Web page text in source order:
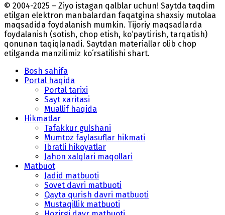
© 2004-2025 – Ziyo istagan qalblar uchun! Saytda taqdim
etilgan elektron manbalardan faqatgina shaxsiy mutolaa
maqsadida foydalanish mumkin. Tijoriy maqsadlarda
foydalanish (sotish, chop etish, ko‘paytirish, tarqatish)
qonunan taqiqlanadi. Saytdan materiallar olib chop
etilganda manzilimiz koʻrsatilishi shart.
Bosh sahifa
Portal haqida
Portal tarixi
Sayt xaritasi
Muallif haqida
Hikmatlar
Tafakkur gulshani
Mumtoz faylasuflar hikmati
Ibratli hikoyatlar
Jahon xalqlari maqollari
Matbuot
Jadid matbuoti
Sovet davri matbuoti
Qayta qurish davri matbuoti
Mustaqillik matbuoti